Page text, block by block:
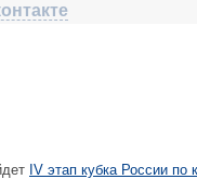
IV этап кубка России по